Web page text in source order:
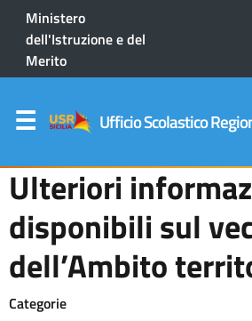
Ministero
dell'Istruzione e del
Merito
Ufficio Scolastico
Ulteriori
disponibili sul
dell’Ambito
Categorie